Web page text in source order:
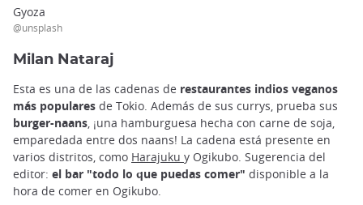
Gyoza
@unsplash
Milan Nataraj
Esta es una de las cadenas de restaurantes indios veganos
más populares de Tokio. Además de sus currys, prueba sus
burger-naans, ¡una hamburguesa hecha con carne de soja,
emparedada entre dos naans! La cadena está presente en
varios distritos, como Harajuku y Ogikubo. Sugerencia del
editor: el bar "todo lo que puedas comer" disponible a la
hora de comer en Ogikubo.